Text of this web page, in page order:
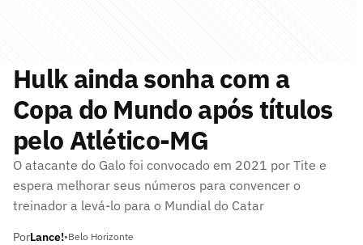
Hulk ainda sonha com a
Copa do Mundo após títulos
pelo Atlético-MG
O atacante do Galo foi convocado em 2021 por Tite e
espera melhorar seus números para convencer o
treinador a levá-lo para o Mundial do Catar
PorLance!•Belo Horizonte